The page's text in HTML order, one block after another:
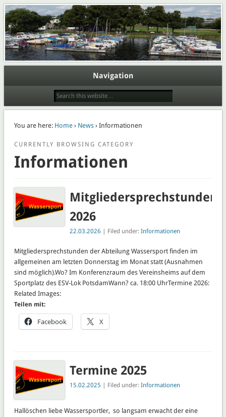
Wasserport im ESV Lok Potsdam
e.V.
Webpräsenz der Abteilung Wassersport des Eisenbahner Sportverein Lokomotive
Potsdam e.V.
Navigation
You are here: Home› News› Informationen
CURRENTLY BROWSING CATEGORY
Informationen
Mitgliedersprechstunden
2026
22.03.2026 | Filed under:Informationen
Mitgliedersprechstunden der Abteilung Wassersport finden im
allgemeinen am letzten Donnerstag im Monat statt (Ausnahmen
sind möglich).Wo? Im Konferenzraum des Vereinsheims auf dem
Sportplatz des ESV-Lok PotsdamWann? ca. 18:00 UhrTermine 2026:
Related Images:
Teilen mit:
Facebook X
Termine 2025
15.02.2025 | Filed under:Informationen
Hallöschen liebe Wassersportler, so langsam erwacht der eine